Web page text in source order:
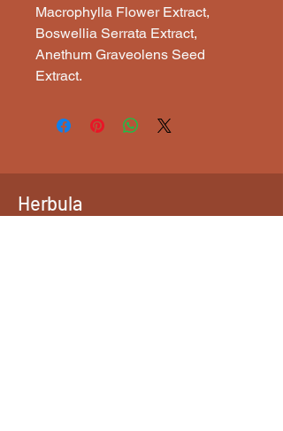
Macrophylla Flower Extract,
Boswellia Serrata Extract,
Anethum Graveolens Seed
Extract.
Herbula